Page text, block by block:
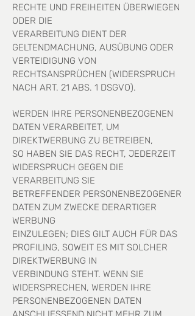
RECHTE UND FREIHEITEN ÜBERWIEGEN
ODER DIE
VERARBEITUNG DIENT DER
GELTENDMACHUNG, AUSÜBUNG ODER
VERTEIDIGUNG VON
RECHTSANSPRÜCHEN (WIDERSPRUCH
NACH ART. 21 ABS. 1 DSGVO).
WERDEN IHRE PERSONENBEZOGENEN
DATEN VERARBEITET, UM
DIREKTWERBUNG ZU BETREIBEN,
SO HABEN SIE DAS RECHT, JEDERZEIT
WIDERSPRUCH GEGEN DIE
VERARBEITUNG SIE
BETREFFENDER PERSONENBEZOGENER
DATEN ZUM ZWECKE DERARTIGER
WERBUNG
EINZULEGEN; DIES GILT AUCH FÜR DAS
PROFILING, SOWEIT ES MIT SOLCHER
DIREKTWERBUNG IN
VERBINDUNG STEHT. WENN SIE
WIDERSPRECHEN, WERDEN IHRE
PERSONENBEZOGENEN DATEN